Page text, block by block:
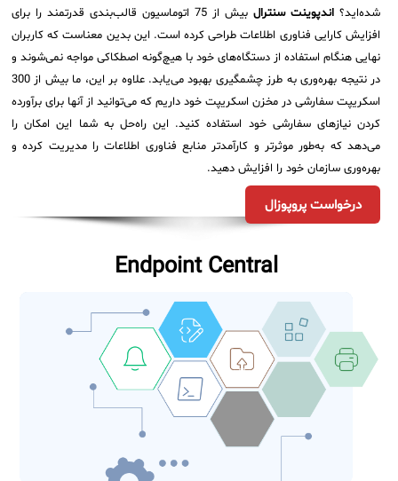
شده‌اید؟ اندپوینت سنترال
بیش از 75 اتوماسیون قالب‌بندی قدرتمند را برای
افزایش کارایی فناوری اطلاعات طراحی کرده است. این بدین معناست که کاربران
نهایی هنگام استفاده از دستگاه‌های خود با هیچ‌گونه اصطکاکی مواجه نمی‌شوند و
در نتیجه بهره‌وری به طرز چشمگیری بهبود می‌یابد. علاوه بر این، ما بیش از 300
اسکریپت سفارشی در مخزن اسکریپت خود داریم که می‌توانید از آنها برای برآورده
کردن نیازهای سفارشی خود استفاده کنید. این راه‌حل به شما این امکان را
می‌دهد که به‌طور موثرتر و کارآمدتر منابع فناوری اطلاعات را مدیریت کرده و
بهره‌وری سازمان خود را افزایش دهید.
درخواست پروپوزال
Endpoint Central